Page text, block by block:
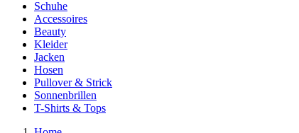
Schuhe
Accessoires
Beauty
Kleider
Jacken
Hosen
Pullover & Strick
Sonnenbrillen
T-Shirts & Tops